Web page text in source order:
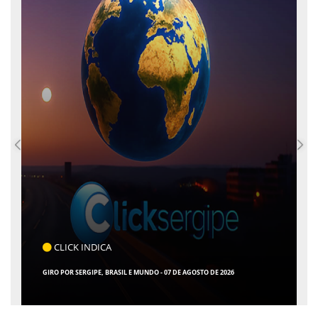
COTIDIANO
ENTRE AS CAPITAIS DO NORDESTE